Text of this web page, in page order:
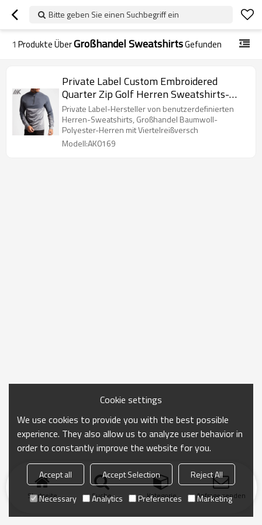
Bitte geben Sie einen Suchbegriff ein
1 Produkte ÜberGroßhandel SweatshirtsGefunden
Private Label Custom Embroidered
Quarter Zip Golf Herren Sweatshirts-
Aktik
Private Label-Hersteller von benutzerdefinierten
Herren-Sweatshirts, Großhandel Baumwoll-
Polyester-Herren mit Viertelreißversch
Modell:AK0169
Startseite Suche Kategorie Anfrage senden
Cookie settings
We use cookies to provide you with the best possible
experience. They also allow us to analyze user behavior in
order to constantly improve the website for you.
Accept all Accept Selection
Reject All
Necessary
Analytics Preferences Marketing